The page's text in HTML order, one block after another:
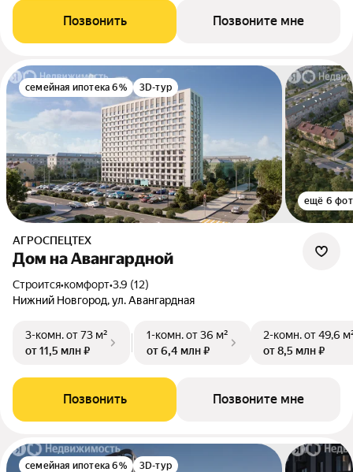
Позвонить Позвоните мне
семейная ипотека 6% 3D-тур
ещё 6
АГРОСПЕЦТЕХ
Дом на Авангардной
Строится•комфорт•3.9 (12)
Нижний Новгород, ул. Авангардная
3-комн.от 73 м²
от 11,5 млн ₽
1-комн.от 36 м²
от 6,4 млн ₽
2-комн.от 49,6
от 8,5 млн ₽
Позвонить Позвоните мне
семейная ипотека 6% 3D-тур